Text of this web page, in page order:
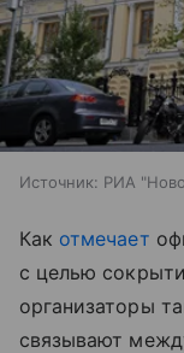
Источник: РИА
Как отмечает
с целью
организаторы
связывают